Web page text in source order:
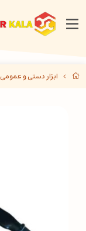
ابزار دستی و عمومی